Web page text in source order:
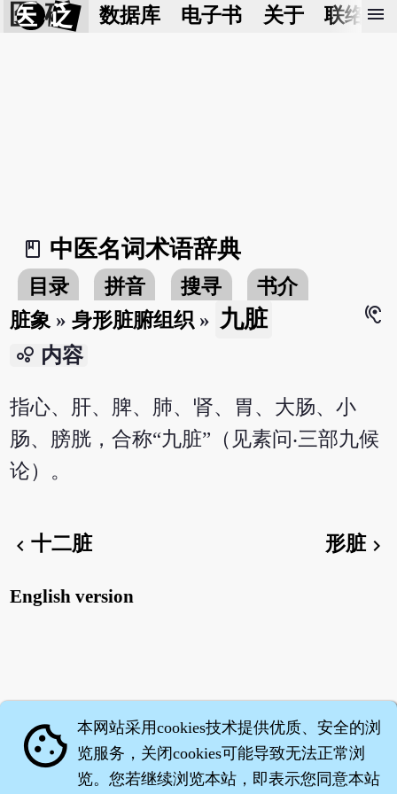
医 砭 数据库 电子书 关于 联络我
menu
book_2
中医名词术语辞典
目录 拼音 搜寻
书介
脏象 »身形脏腑组织 » 九脏
hearing
bubble_chart 内容
指心、肝、脾、肺、肾、胃、大肠、小
肠、膀胱，合称“九脏”（见素问‧三部九候
论）。
chevron_left十二脏 形脏chevron_right
English version
cookie 本网站采用cookies技术提供优质、安全的浏
览服务，关闭cookies可能导致无法正常浏
览。您若继续浏览本站，即表示您同意本站